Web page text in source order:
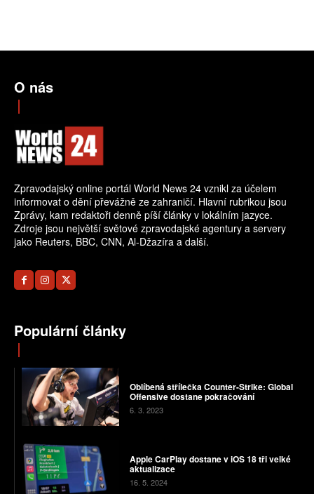
O nás
Zpravodajský online portál World News 24 vznikl za účelem
informovat o dění převážně ze zahraničí. Hlavní rubrikou jsou
Zprávy, kam redaktoři denně píší články v lokálním jazyce.
Zdroje jsou největší světové zpravodajské agentury a servery
jako Reuters, BBC, CNN, Al-Džazíra a další.
Populární články
Oblíbená střílečka Counter-Strike: Global
Offensive dostane pokračování
6. 3. 2023
Apple CarPlay dostane v iOS 18 tři velké
aktualizace
16. 5. 2024